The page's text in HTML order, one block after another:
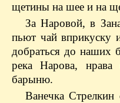
щетины на шее и на
За Наровой, в
пьют чай вприкуску
добраться до наших
река Нарова,
барыню.
Ванечка